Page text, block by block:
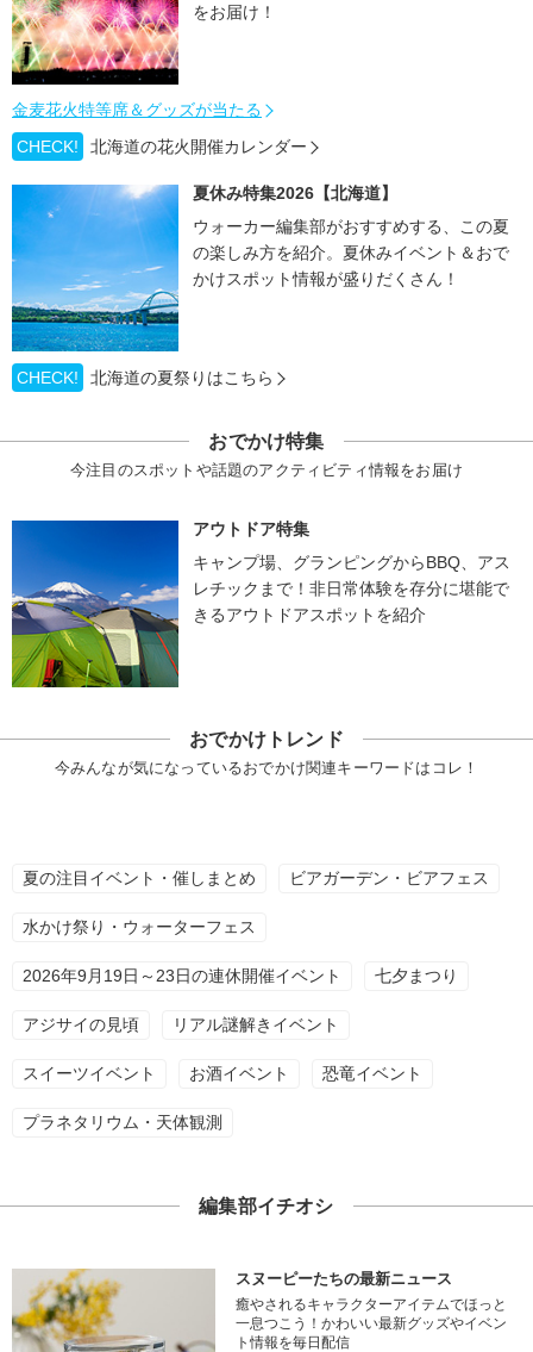
をお届け！
金麦花火特等席＆グッズが当たる
CHECK!
北海道の花火開催カレンダー
夏休み特集2026【北海道】
ウォーカー編集部がおすすめする、この夏
の楽しみ方を紹介。夏休みイベント＆おで
かけスポット情報が盛りだくさん！
CHECK! 北海道の夏祭りはこちら
おでかけ特集
今注目のスポットや話題のアクティビティ情報をお届け
アウトドア特集
キャンプ場、グランピングからBBQ、アス
レチックまで！非日常体験を存分に堪能で
きるアウトドアスポットを紹介
おでかけトレンド
今みんなが気になっているおでかけ関連キーワードはコレ！
夏の注目イベント・催しまとめ ビアガーデン・ビアフェス
水かけ祭り・ウォーターフェス
2026年9月19日～23日の連休開催イベント 七夕まつり
アジサイの見頃 リアル謎解きイベント
スイーツイベント お酒イベント 恐竜イベント
プラネタリウム・天体観測
編集部イチオシ
スヌーピーたちの最新ニュース
癒やされるキャラクターアイテムでほっと
一息つこう！かわいい最新グッズやイベン
ト情報を毎日配信